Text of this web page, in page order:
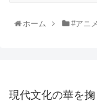
ホーム #アニ
現代文化の華を